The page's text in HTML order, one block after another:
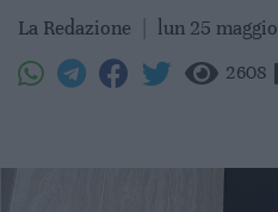
La Redazione lun 25 maggio
2608